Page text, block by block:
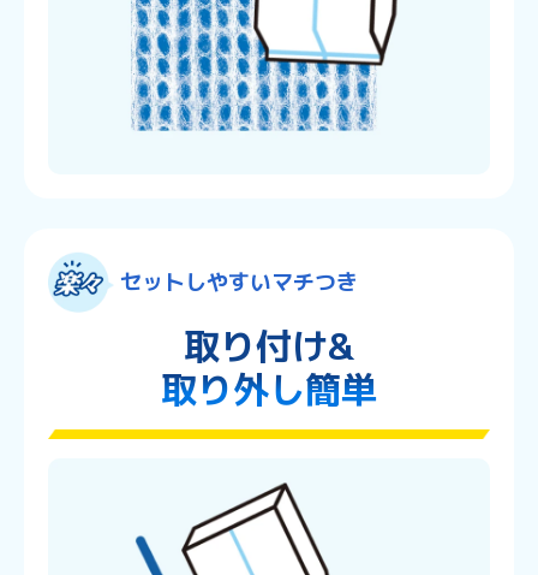
セットしやすいマチつき
取り付け&
取り外し簡単